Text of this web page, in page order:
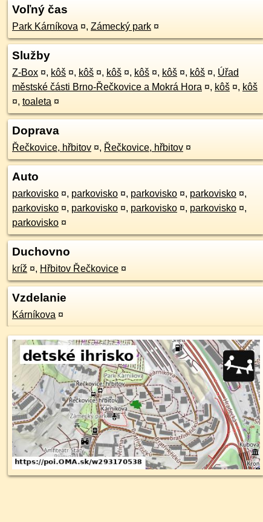
Voľný čas
Park Kárníkova ¤, Zámecký park ¤
Služby
Z-Box ¤, kôš ¤, kôš ¤, kôš ¤, kôš ¤, kôš ¤, kôš ¤, Úřad
městské části Brno-Řečkovice a Mokrá Hora ¤, kôš ¤, kôš
¤, toaleta ¤
Doprava
Řečkovice, hřbitov ¤, Řečkovice, hřbitov ¤
Auto
parkovisko ¤, parkovisko ¤, parkovisko ¤, parkovisko ¤,
parkovisko ¤, parkovisko ¤, parkovisko ¤, parkovisko ¤,
parkovisko ¤
Duchovno
kríž ¤, Hřbitov Řečkovice ¤
Vzdelanie
Kárníkova ¤